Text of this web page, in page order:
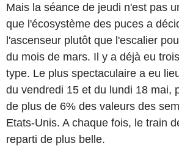
Mais la séance de jeudi n'est pas
que l'écosystème des puces a
l'ascenseur plutôt que l'escalier
du mois de mars. Il y a déjà eu
type. Le plus spectaculaire a eu
du vendredi 15 et du lundi 18 mai,
de plus de 6% des valeurs des
Etats-Unis. A chaque fois, le train
reparti de plus belle.